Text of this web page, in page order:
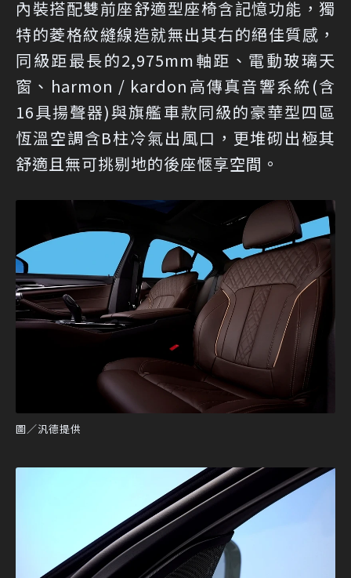
內裝搭配雙前座舒適型座椅含記憶功能，獨
特的菱格紋縫線造就無出其右的絕佳質感，
同級距最長的2,975mm軸距、電動玻璃天
窗、harmon / kardon高傳真音響系統(含
16具揚聲器)與旗艦車款同級的豪華型四區
恆溫空調含B柱冷氣出風口，更堆砌出極其
舒適且無可挑剔地的後座愜享空間。
圖／汎德提供